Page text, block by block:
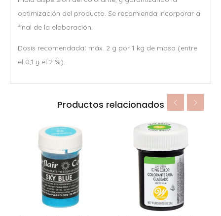
optimización del producto. Se recomienda incorporar al
final de la elaboración.
Dosis recomendada: máx. 2 g por 1 kg de masa (entre
el 0,1 y el 2 %).
Productos relacionados